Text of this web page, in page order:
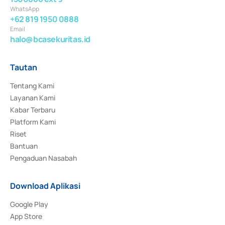
WhatsApp
+62 819 1950 0888
Email
halo@bcasekuritas.id
Tautan
Tentang Kami
Layanan Kami
Kabar Terbaru
Platform Kami
Riset
Bantuan
Pengaduan Nasabah
Download Aplikasi
Google Play
App Store